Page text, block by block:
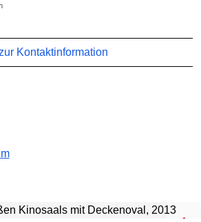
Kontaktinformation